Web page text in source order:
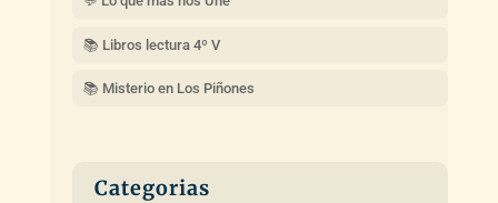
📚 Libros lectura 4º V
📚 Misterio en Los Piñones
Categorias